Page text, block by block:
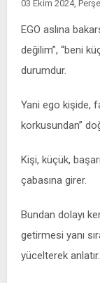
03 Ekim 2024,
EGO aslına
değilim”, “beni
durumdur.
Yani ego kişide,
korkusundan”
Kişi, küçük,
çabasına girer.
Bundan dolayı
getirmesi yanı
yücelterek anlatır.